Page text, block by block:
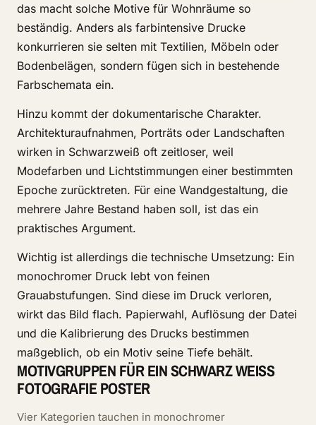
das macht solche Motive für Wohnräume so
beständig. Anders als farbintensive Drucke
konkurrieren sie selten mit Textilien, Möbeln oder
Bodenbelägen, sondern fügen sich in bestehende
Farbschemata ein.
Hinzu kommt der dokumentarische Charakter.
Architekturaufnahmen, Porträts oder Landschaften
wirken in Schwarzweiß oft zeitloser, weil
Modefarben und Lichtstimmungen einer bestimmten
Epoche zurücktreten. Für eine Wandgestaltung, die
mehrere Jahre Bestand haben soll, ist das ein
praktisches Argument.
Wichtig ist allerdings die technische Umsetzung: Ein
monochromer Druck lebt von feinen
Grauabstufungen. Sind diese im Druck verloren,
wirkt das Bild flach. Papierwahl, Auflösung der Datei
und die Kalibrierung des Drucks bestimmen
maßgeblich, ob ein Motiv seine Tiefe behält.
MOTIVGRUPPEN FÜR EIN SCHWARZ WEISS F
OTOGRAFIE POSTER
Vier Kategorien tauchen in monochromer